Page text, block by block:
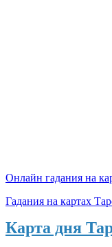
Онлайн гадания на
Гадания на картах
Карта дня